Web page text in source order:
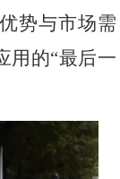
势与市场需
用的“最后一